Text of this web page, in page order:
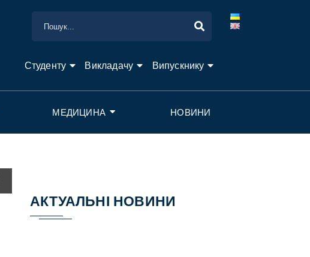
Студенту Викладачу Випускнику
МЕДИЦИНА НОВИНИ
АКТУАЛЬНІ НОВИНИ